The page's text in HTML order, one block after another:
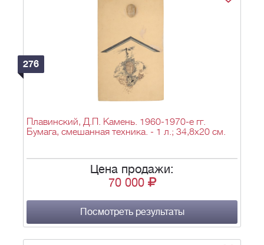
276
Плавинский, Д.П. Камень. 1960-1970-е гг.
Бумага, смешанная техника. - 1 л.; 34,8х20 см.
Цена продажи:
70 000
Посмотреть результаты